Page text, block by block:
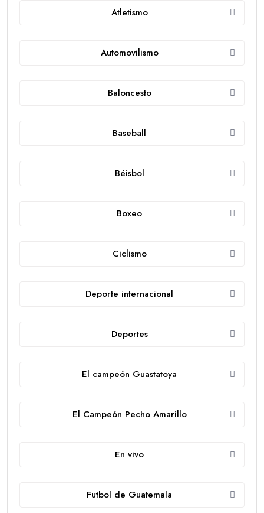
Atletismo
Automovilismo
Baloncesto
Baseball
Béisbol
Boxeo
Ciclismo
Deporte internacional
Deportes
El campeón Guastatoya
El Campeón Pecho Amarillo
En vivo
Futbol de Guatemala